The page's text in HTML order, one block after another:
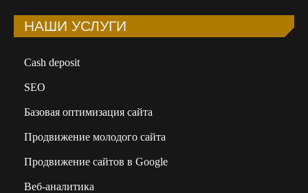
НАШИ УСЛУГИ
Сash deposit
SEO
Базовая оптимизация сайта
Продвижение молодого сайта
Продвижение сайтов в Google
Веб-аналитика